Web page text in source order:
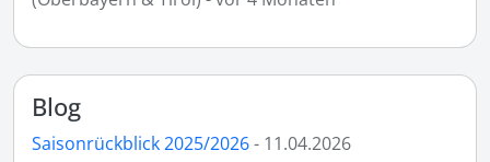
Blog
Saisonrückblick 2025/2026- 11.04.2026